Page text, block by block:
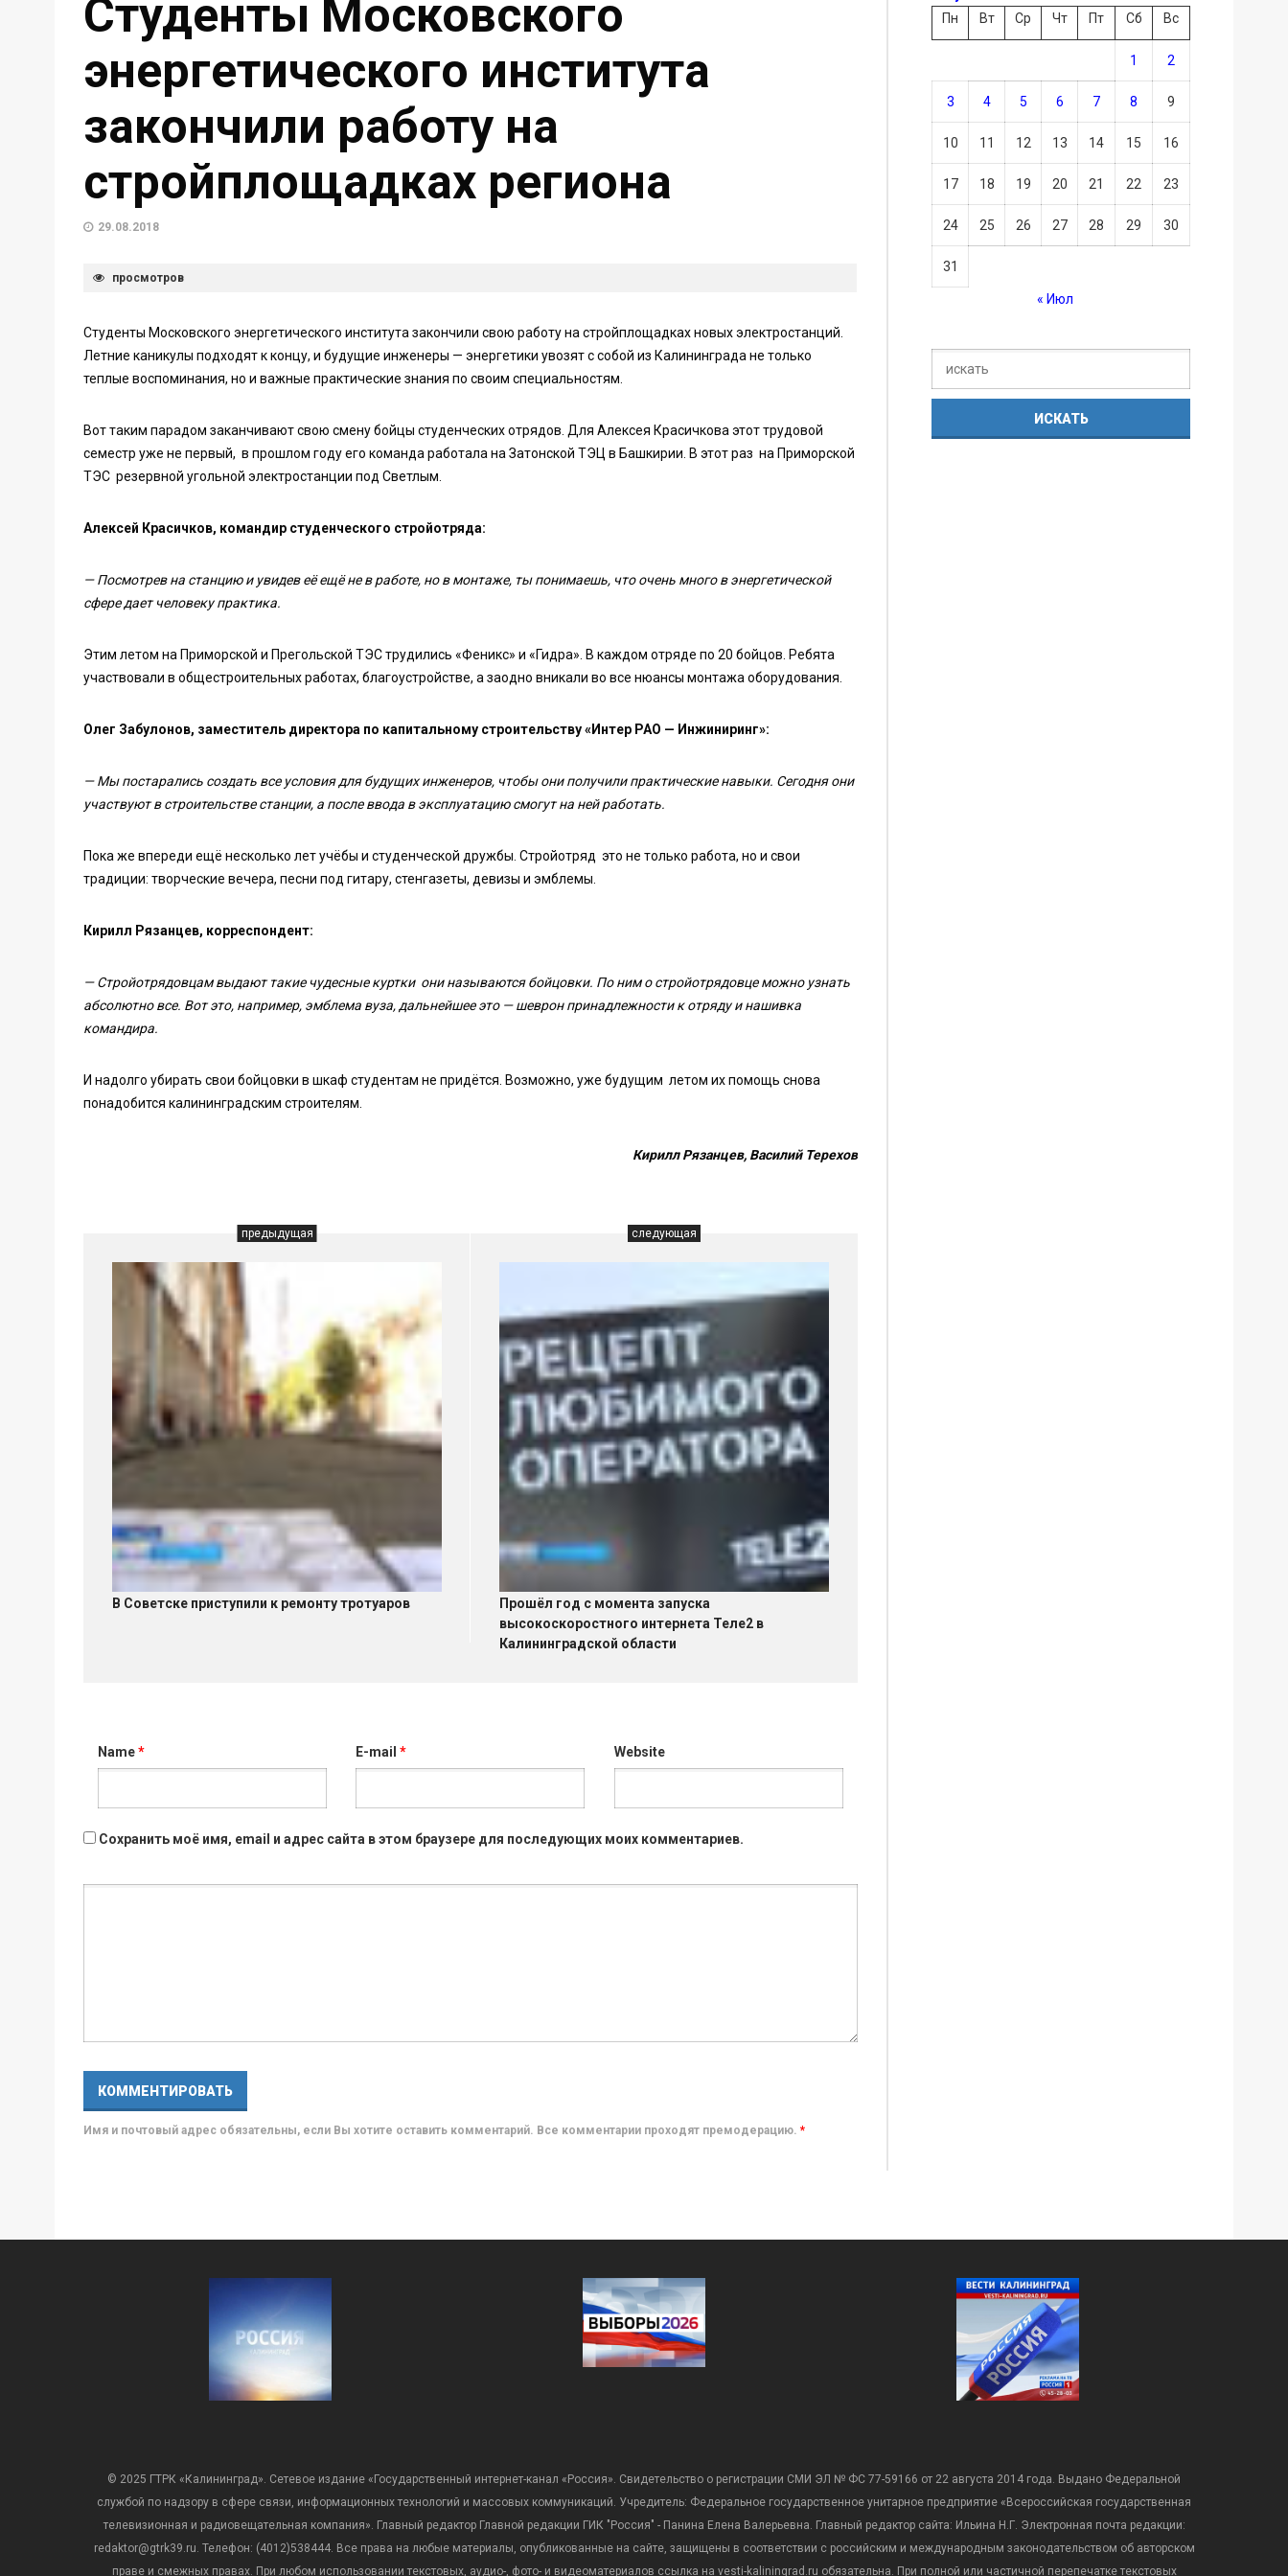
Студенты Московского
энергетического института
закончили работу на
стройплощадках региона
29.08.2018
просмотров
Студенты Московского энергетического института закончили свою работу на стройплощадках новых электростанций.
Летние каникулы подходят к концу, и будущие инженеры — энергетики увозят с собой из Калининграда не только
теплые воспоминания, но и важные практические знания по своим специальностям.
Вот таким парадом заканчивают свою смену бойцы студенческих отрядов. Для Алексея Красичкова этот трудовой
семестр уже не первый, в прошлом году его команда работала на Затонской ТЭЦ в Башкирии. В этот раз на Приморской
ТЭС резервной угольной электростанции под Светлым.
Алексей Красичков, командир студенческого стройотряда:
— Посмотрев на станцию и увидев её ещё не в работе, но в монтаже, ты понимаешь, что очень много в энергетической
сфере дает человеку практика.
Этим летом на Приморской и Прегольской ТЭС трудились «Феникс» и «Гидра». В каждом отряде по 20 бойцов. Ребята
участвовали в общестроительных работах, благоустройстве, а заодно вникали во все нюансы монтажа оборудования.
Олег Забулонов, заместитель директора по капитальному строительству «Интер РАО — Инжиниринг»:
— Мы постарались создать все условия для будущих инженеров, чтобы они получили практические навыки. Сегодня они
участвуют в строительстве станции, а после ввода в эксплуатацию смогут на ней работать.
Пока же впереди ещё несколько лет учёбы и студенческой дружбы. Стройотряд это не только работа, но и свои
традиции: творческие вечера, песни под гитару, стенгазеты, девизы и эмблемы.
Кирилл Рязанцев, корреспондент:
— Стройотрядовцам выдают такие чудесные куртки они называются бойцовки. По ним о стройотрядовце можно узнать
абсолютно все. Вот это, например, эмблема вуза, дальнейшее это — шеврон принадлежности к отряду и нашивка
командира.
И надолго убирать свои бойцовки в шкаф студентам не придётся. Возможно, уже будущим летом их помощь снова
понадобится калининградским строителям.
Кирилл Рязанцев, Василий Терехов
предыдущая
В Советске приступили к ремонту тротуаров
следующая
Прошёл год с момента запуска
высокоскоростного интернета Теле2 в
Калининградской области
Name* E-mail* Website
Сохранить моё имя, email и адрес сайта в этом браузере для последующих моих комментариев.
Имя и почтовый адрес обязательны, если Вы хотите оставить комментарий. Все комментарии проходят премодерацию. *
Пн
Вт Ср Чт Пт Сб Вс
1 2
3 4 5 6 7 8 9
10 11 12 13 14 15 16
17 18 19 20 21 22 23
24 25 26 27 28 29 30
31
« Июл
© 2025 ГТРК «Калининград». Сетевое издание «Государственный интернет-канал «Россия». Свидетельство о регистрации СМИ ЭЛ № ФС 77-59166 от 22 августа 2014 года. Выдано Федеральной
службой по надзору в сфере связи, информационных технологий и массовых коммуникаций. Учредитель: Федеральное государственное унитарное предприятие «Всероссийская государственная
телевизионная и радиовещательная компания». Главный редактор Главной редакции ГИК "Россия" - Панина Елена Валерьевна. Главный редактор сайта: Ильина Н.Г. Электронная почта редакции:
redaktor@gtrk39.ru. Телефон: (4012)538444. Все права на любые материалы, опубликованные на сайте, защищены в соответствии с российским и международным законодательством об авторском
праве и смежных правах. При любом использовании текстовых, аудио-, фото- и видеоматериалов ссылка на vesti-kaliningrad.ru обязательна. При полной или частичной перепечатке текстовых